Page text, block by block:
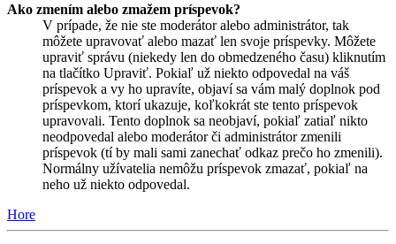
Ako zmením alebo zmažem príspevok?
V prípade, že nie ste moderátor alebo administrátor, tak
môžete upravovať alebo mazať len svoje príspevky. Môžete
upraviť správu (niekedy len do obmedzeného času) kliknutím
na tlačítko Upraviť. Pokiaľ už niekto odpovedal na váš
príspevok a vy ho upravíte, objaví sa vám malý doplnok pod
príspevkom, ktorí ukazuje, koľkokrát ste tento príspevok
upravovali. Tento doplnok sa neobjaví, pokiaľ zatiaľ nikto
neodpovedal alebo moderátor či administrátor zmenili
príspevok (tí by mali sami zanechať odkaz prečo ho zmenili).
Normálny užívatelia nemôžu príspevok zmazať, pokiaľ na
neho už niekto odpovedal.
Hore